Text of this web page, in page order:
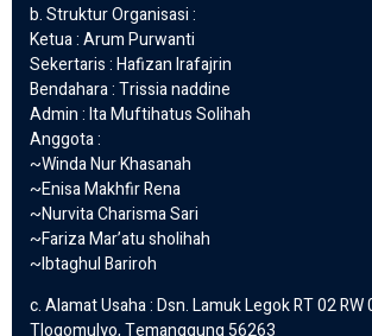
b. Struktur Organisasi :
Ketua : Arum Purwanti
Sekertaris : Hafizan Irafajrin
Bendahara : Trissia naddine
Admin : Ita Muftihatus Solihah
Anggota :
~Winda Nur Khasanah
~Enisa Makhfir Rena
~Nurvita Charisma Sari
~Fariza Mar’atu sholihah
~Ibtaghul Bariroh
c. Alamat Usaha : Dsn. Lamuk Legok RT 02 RW
Tlogomulyo, Temanggung 56263